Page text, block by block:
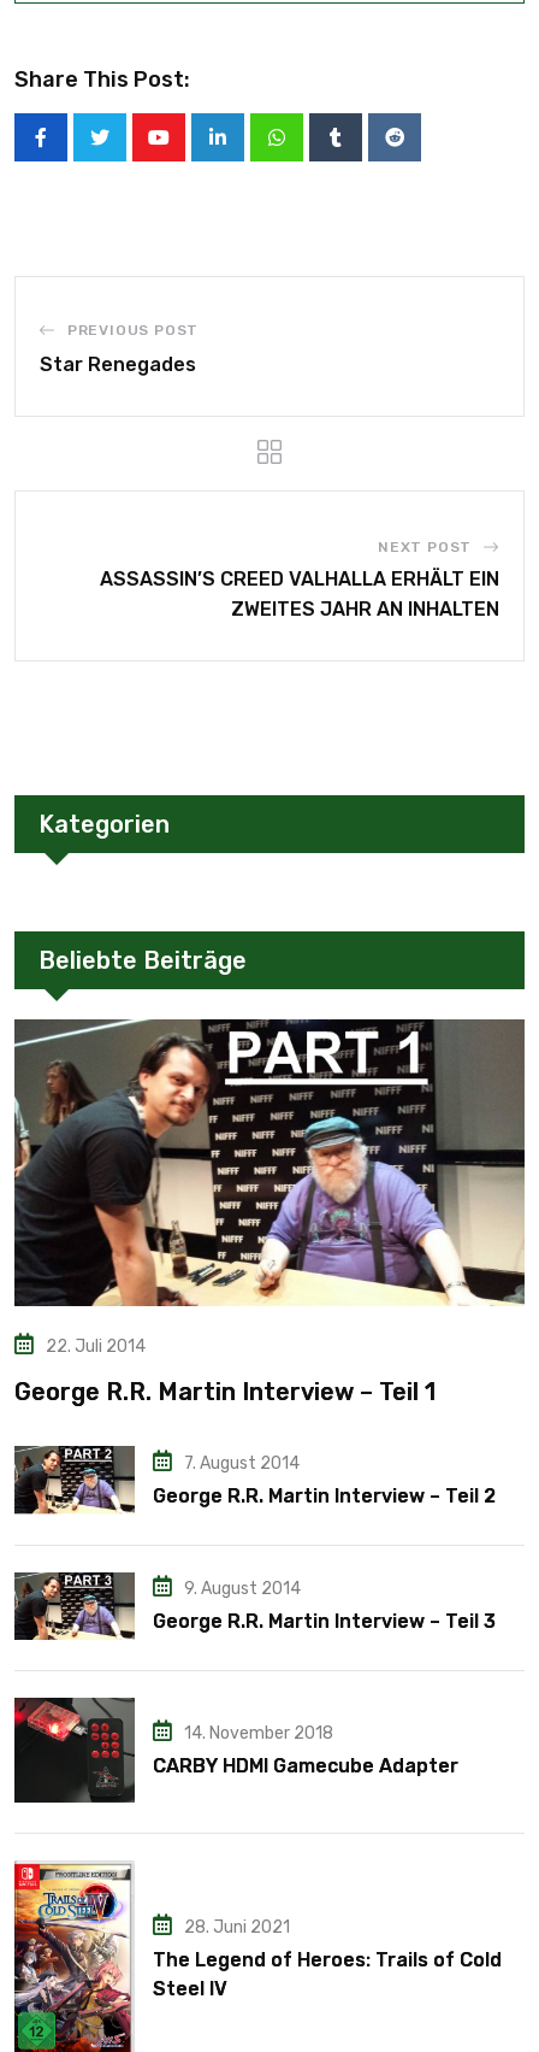
Share This Post:
PREVIOUS POST
Star Renegades
NEXT POST
ASSASSIN’S CREED VALHALLA ERHÄLT EIN
ZWEITES JAHR AN INHALTEN
Kategorien
Beliebte Beiträge
22. Juli 2014
George R.R. Martin Interview – Teil 1
7. August 2014
George R.R. Martin Interview – Teil 2
9. August 2014
George R.R. Martin Interview – Teil 3
14. November 2018
CARBY HDMI Gamecube Adapter
28. Juni 2021
The Legend of Heroes: Trails of Cold
Steel IV